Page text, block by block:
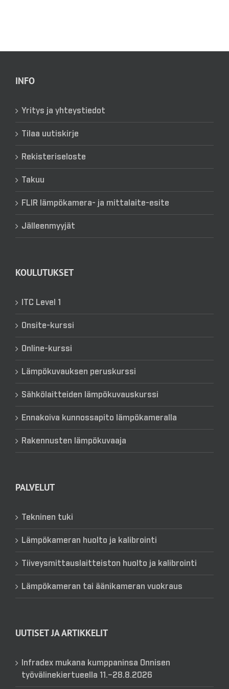
INFO
Yritys ja yhteystiedot
Tilaa uutiskirje
Rekisteriseloste
Takuu
FLIR lämpökamera- ja mittalaite-esite
Jälleenmyyjät
KOULUTUKSET
ITC Level 1
Onsite-kurssi
Online-kurssi
Lämpökuvauksen peruskurssi
Sähkölaitteiden lämpökuvauskurssi
Ennakoiva kunnossapito lämpökameralla
Rakennusten lämpökuvaaja
PALVELUT
Tekninen tuki
Lämpökameran huolto ja kalibrointi
Tiiveysmittauslaitteiston huolto ja kalibrointi
Lämpökameran tai äänikameran vuokraus
UUTISET JA ARTIKKELIT
Infradex mukana kumppaninsa Onnisen
työvälinekiertueella 11.–28.8.2026